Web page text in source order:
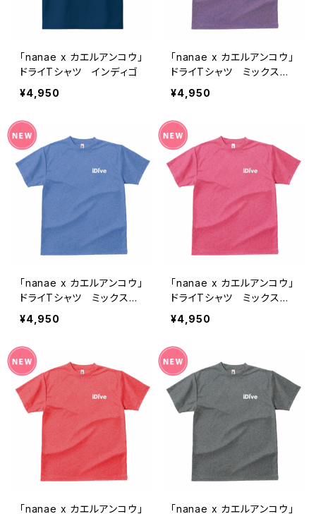
「nanae x カエルアンコウ」
ドライTシャツ インディゴ
¥4,950
「nanae x カエルアンコウ」
ドライTシャツ ミックスパ
ープル
¥4,950
「nanae x カエルアンコウ」
ドライTシャツ ミックスブ
ルー
¥4,950
「nanae x カエルアンコウ」
ドライTシャツ ミックスピ
ンク
¥4,950
「nanae x カエルアンコウ」
「nanae x カエルアンコウ」